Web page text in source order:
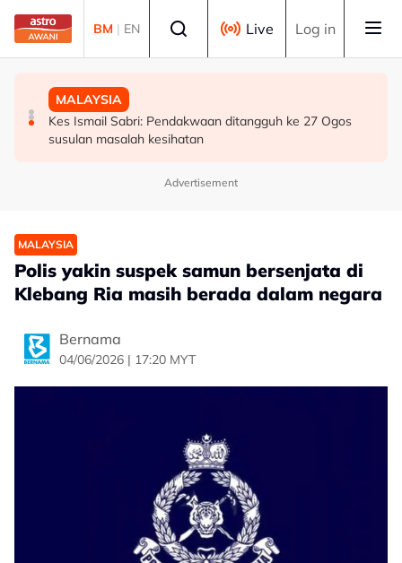
Skip to main content
BM | EN Live Log in
BISNES
Bursa Malaysia dibuka rendah, menjejaki penyusutan
semalaman Wall Street
MALAYSIA
Bekas Ketua Hakim Negara Tun Mohamed Eusoff Chin
meninggal dunia pada usia 91 tahun
MALAYSIA
Kes Ismail Sabri: Pendakwaan ditangguh ke 27 Ogos
susulan masalah kesihatan
Advertisement
MALAYSIA
Polis yakin suspek samun bersenjata di
Klebang Ria masih berada dalam negara
Bernama
04/06/2026 | 17:20 MYT